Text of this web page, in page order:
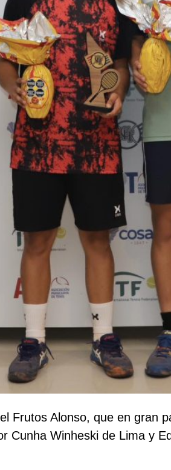
Frutos Alonso, que en gran
Cunha Winheski de Lima y